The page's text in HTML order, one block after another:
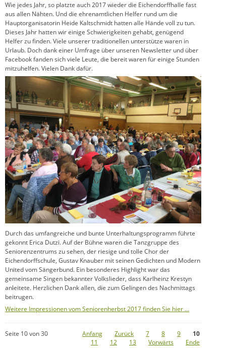
Wie jedes Jahr, so platzte auch 2017 wieder die Eichendorffhalle fast
aus allen Nähten. Und die ehrenamtlichen Helfer rund um die
Hauptorganisatorin Heide Kaltschmidt hatten alle Hände voll zu tun.
Dieses Jahr hatten wir einige Schwierigkeiten gehabt, genügend
Helfer zu finden. Viele unserer traditionellen unterstütze waren in
Urlaub. Doch dank einer Umfrage über unseren Newsletter und über
Facebook fanden sich viele Leute, die bereit waren für einige Stunden
mitzuhelfen. Vielen Dank dafür.
Durch das umfangreiche und bunte Unterhaltungsprogramm führte
gekonnt Erica Dutzi. Auf der Bühne waren die Tanzgruppe des
Seniorenzentrums zu sehen, der riesige und tolle Chor der
Eichendorffschule, Gustav Knauber mit seinen Gedichten und Modern
United vom Sängerbund. Ein besonderes Highlight war das
gemeinsame Singen bekannter Volkslieder, dass Karlheinz Krestyn
anleitete. Herzlichen Dank allen, die zum Gelingen des Nachmittags
beitrugen.
Weitere Impressionen vom Seniorenherbst 2017 finden Sie hier …
Seite 10 von 30 Anfang Zurück 7 8 9
10
11
12 13 Vorwärts Ende